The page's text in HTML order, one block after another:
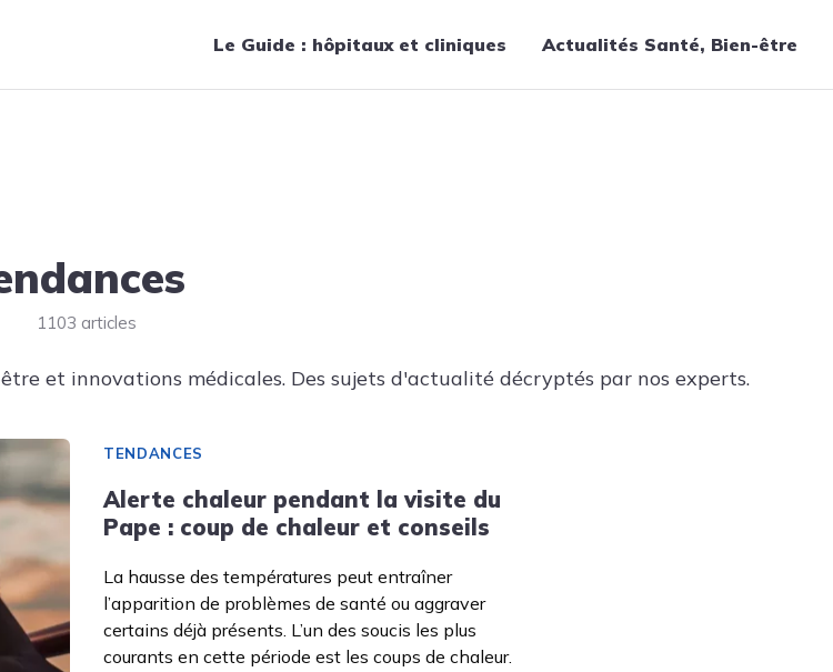
Le Guide : hôpitaux et cliniques Actualités Santé, Bien-être
1103 articles
et innovations médicales. Des sujets d'actualité décryptés par nos experts.
TENDANCES
Alerte chaleur pendant la visite du
Pape : coup de chaleur et conseils
La hausse des températures peut entraîner
l’apparition de problèmes de santé ou aggraver
certains déjà présents. L’un des soucis les plus
courants en cette période est les coups de chaleur.